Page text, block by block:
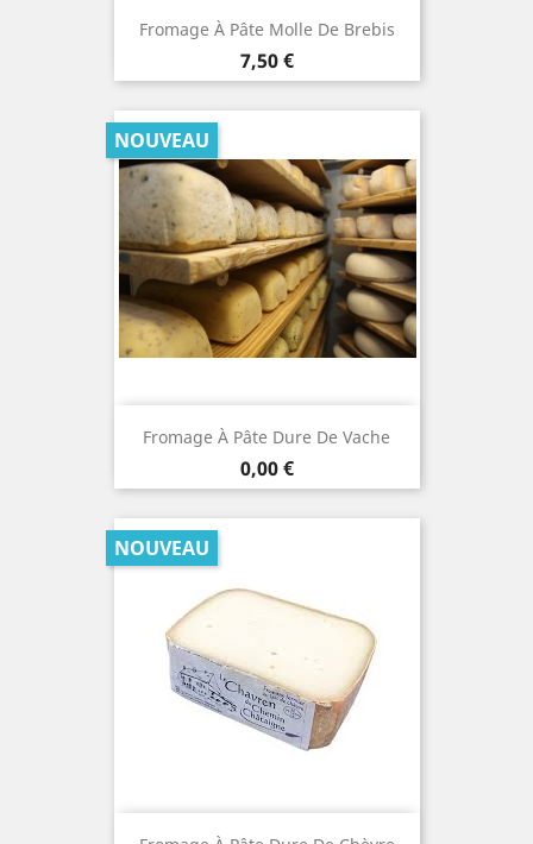
Fromage À Pâte Molle De Brebis
Prix
7,50 €
Fromage À Pâte Dure De Vache
Prix
0,00 €
NOUVEAU
NOUVEAU